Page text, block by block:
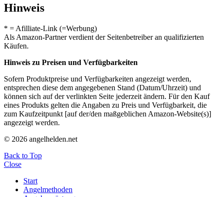
Hinweis
* = Afilliate-Link (=Werbung)
Als Amazon-Partner verdient der Seitenbetreiber an qualifizierten
Käufen.
Hinweis zu Preisen und Verfügbarkeiten
Sofern Produktpreise und Verfügbarkeiten angezeigt werden,
entsprechen diese dem angegebenen Stand (Datum/Uhrzeit) und
können sich auf der verlinkten Seite jederzeit ändern. Für den Kauf
eines Produkts gelten die Angaben zu Preis und Verfügbarkeit, die
zum Kaufzeitpunkt [auf der/den maßgeblichen Amazon-Website(s)]
angezeigt werden.
© 2026 angelhelden.net
Back to Top
Close
Start
Angelmethoden